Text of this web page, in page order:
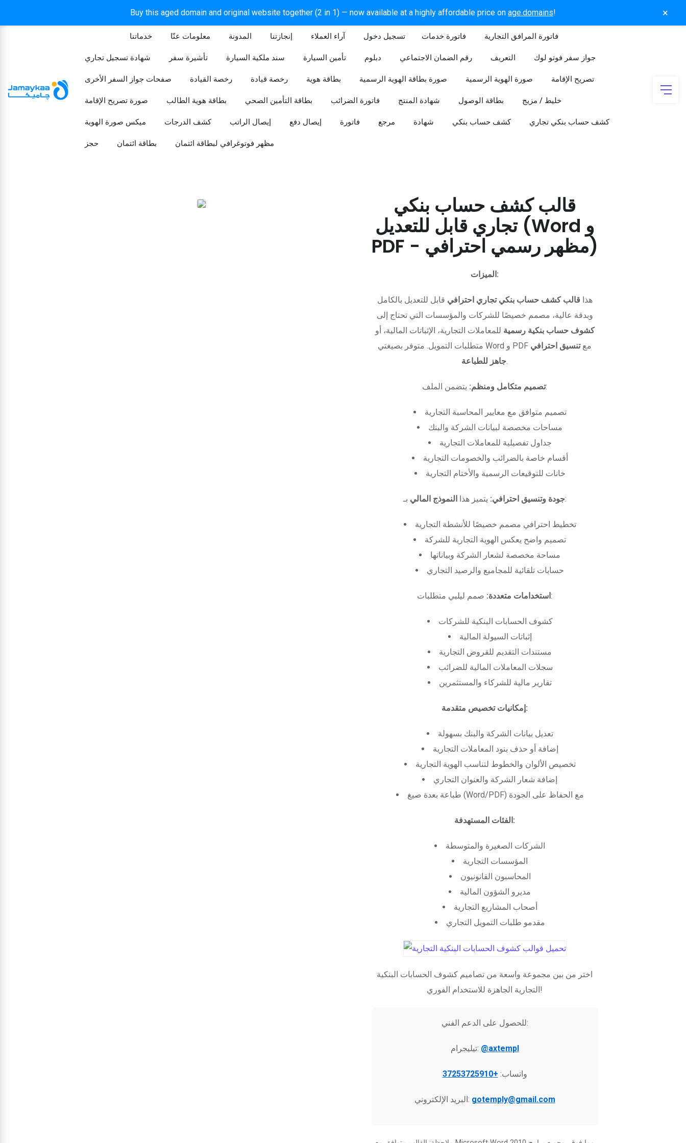
Buy this aged domain and original website together (2 in 1) — now available at a highly affordable price on age.domains! ×
خدماتنا معلومات عنّا المدونة إنجازتنا آراء العملاء تسجيل دخول​ فاتورة خدمات فاتورة المرافق التجارية
شهادة تسجيل تجاري تأشيرة سفر سند ملكية السيارة تأمين السيارة دبلوم رقم الضمان الاجتماعي التعريف جواز سفر فوتو لوك
صفحات جواز السفر الأخرى رخصة القيادة رخصة قيادة بطاقة هوية صورة بطاقة الهوية الرسمية صورة الهوية الرسمية تصريح الإقامة
صورة تصريح الإقامة بطاقة هوية الطالب بطاقة التأمين الصحي فاتورة الضرائب شهادة المنتج بطاقة الوصول خليط / مزيج
ميكس صورة الهوية كشف الدرجات إيصال الراتب إيصال دفع فاتورة مرجع شهادة كشف حساب بنكي كشف حساب بنكي تجاري
حجز بطاقة ائتمان مظهر فوتوغرافي لبطاقة ائتمان
قالب كشف حساب بنكي
تجاري قابل للتعديل (Word و
PDF - مظهر رسمي احترافي)
الميزات:
هذا قالب كشف حساب بنكي تجاري احترافي قابل للتعديل بالكامل
وبدقة عالية، مصمم خصيصًا للشركات والمؤسسات التي تحتاج إلى
كشوف حساب بنكية رسمية للمعاملات التجارية، الإثباتات المالية، أو
متطلبات التمويل. متوفر بصيغتي Word و PDF معتنسيق احترافي
جاهز للطباعة.
تصميم متكامل ومنظم:يتضمن الملف:
تصميم متوافق مع معايير المحاسبة التجارية
مساحات مخصصة لبيانات الشركة والبنك
جداول تفصيلية للمعاملات التجارية
أقسام خاصة بالضرائب والخصومات التجارية
خانات للتوقيعات الرسمية والأختام التجارية
جودة وتنسيق احترافي: يتميز هذا النموذج المالي بـ:
تخطيط احترافي مصمم خصيصًا للأنشطة التجارية
تصميم واضح يعكس الهوية التجارية للشركة
مساحة مخصصة لشعار الشركة وبياناتها
حسابات تلقائية للمجاميع والرصيد التجاري
استخدامات متعددة:صمم ليلبي متطلبات:
كشوف الحسابات البنكية للشركات
إثباتات السيولة المالية
مستندات التقديم للقروض التجارية
سجلات المعاملات المالية للضرائب
تقارير مالية للشركاء والمستثمرين
إمكانيات تخصيص متقدمة:
تعديل بيانات الشركة والبنك بسهولة
إضافة أو حذف بنود المعاملات التجارية
تخصيص الألوان والخطوط لتناسب الهوية التجارية
إضافة شعار الشركة والعنوان التجاري
طباعة بعدة صيغ (Word/PDF) مع الحفاظ على الجودة
الفئات المستهدفة:
الشركات الصغيرة والمتوسطة
المؤسسات التجارية
المحاسبون القانونيون
مديرو الشؤون المالية
أصحاب المشاريع التجارية
مقدمو طلبات التمويل التجاري
اختر من بين مجموعة واسعة من تصاميم كشوف الحسابات البنكية
التجارية الجاهزة للاستخدام الفوري!
للحصول على الدعم الفني:
تيليجرام: @axtempl
واتساب: +37253725910
البريد الإلكتروني: gotemply@gmail.com